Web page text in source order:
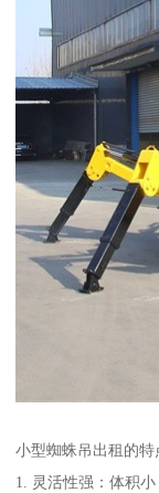
小型蜘蛛吊出租的特
1. 灵活性强：体积